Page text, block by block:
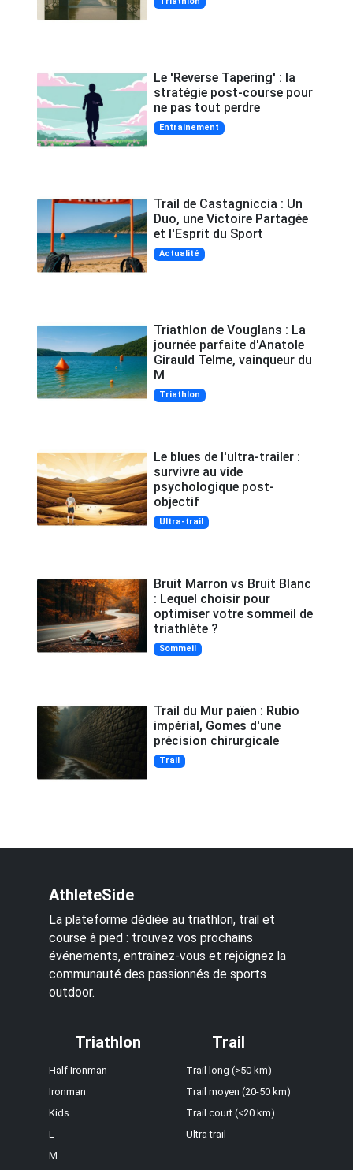
Le 'Reverse Tapering' : la
stratégie post-course pour
ne pas tout perdre
Entrainement
Trail de Castagniccia : Un
Duo, une Victoire Partagée
et l'Esprit du Sport
Actualité
Triathlon de Vouglans : La
journée parfaite d'Anatole
Girauld Telme, vainqueur du
M
Triathlon
Le blues de l'ultra-trailer :
survivre au vide
psychologique post-
objectif
Ultra-trail
Bruit Marron vs Bruit Blanc
: Lequel choisir pour
optimiser votre sommeil de
triathlète ?
Sommeil
Trail du Mur païen : Rubio
impérial, Gomes d'une
précision chirurgicale
Trail
AthleteSide
La plateforme dédiée au triathlon, trail et
course à pied : trouvez vos prochains
événements, entraînez-vous et rejoignez la
communauté des passionnés de sports
outdoor.
Triathlon
Half Ironman
Ironman
Kids
L
M
Trail
Trail long (>50 km)
Trail moyen (20-50 km)
Trail court (<20 km)
Ultra trail